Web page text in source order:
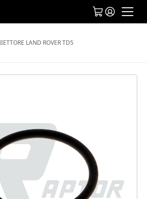
LAND ROVER TD5